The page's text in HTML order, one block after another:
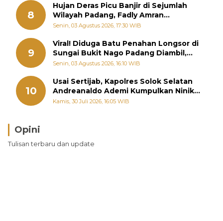
8
Hujan Deras Picu Banjir di Sejumlah
Wilayah Padang, Fadly Amran
Perintahkan OPD Siaga
Senin, 03 Agustus 2026, 17:30 WIB
9
Viral! Diduga Batu Penahan Longsor di
Sungai Bukit Nago Padang Diambil,
Warga Khawatir Bencana Terulang
Senin, 03 Agustus 2026, 16:10 WIB
10
Usai Sertijab, Kapolres Solok Selatan
Andreanaldo Ademi Kumpulkan Ninik
Mamak Bahas Kamtibmas dan Judi
Kamis, 30 Juli 2026, 16:05 WIB
Opini
Tulisan terbaru dan update